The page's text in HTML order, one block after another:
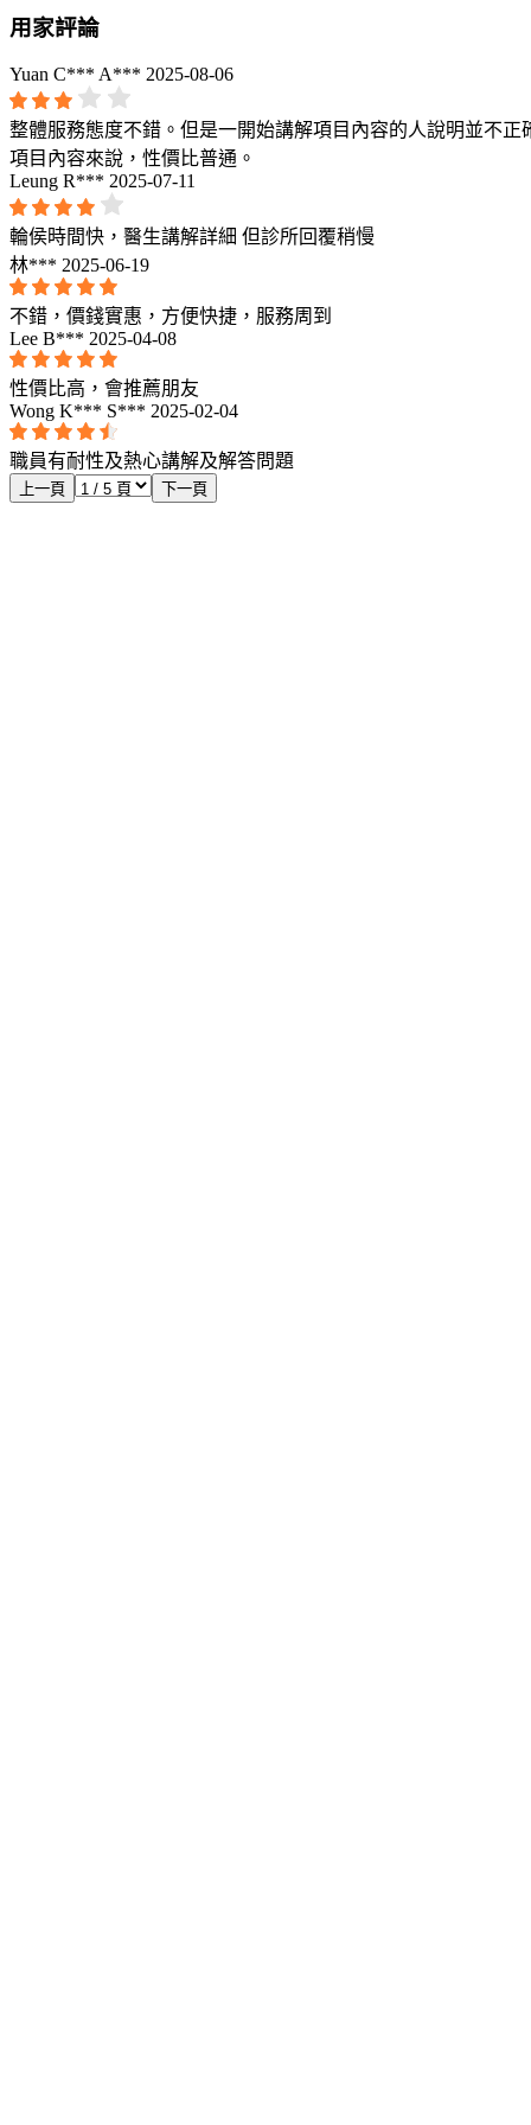
用家評論
Yuan C*** A*** 2025-08-06
整體服務態度不錯。但是一開始講解項目內容的人說明並不
項目內容來說，性價比普通。
Leung R*** 2025-07-11
輪侯時間快，醫生講解詳細 但診所回覆稍慢
林*** 2025-06-19
不錯，價錢實惠，方便快捷，服務周到
Lee B*** 2025-04-08
性價比高，會推薦朋友
Wong K*** S*** 2025-02-04
職員有耐性及熱心講解及解答問題
上一頁 下一頁